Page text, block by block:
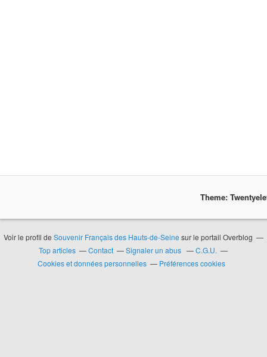
Theme:
Voir le profil de Souvenir Français des Hauts-de-Seine sur le portail Overblog
Top articles
Contact Signaler un abus
C.G.U.
Cookies et données personnelles
Préférences cookies